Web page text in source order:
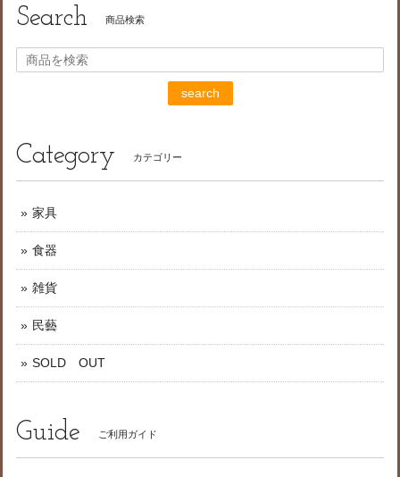
Search 商品検索
search
Category カテゴリー
家具
食器
雑貨
民藝
SOLD OUT
Guide ご利用ガイド